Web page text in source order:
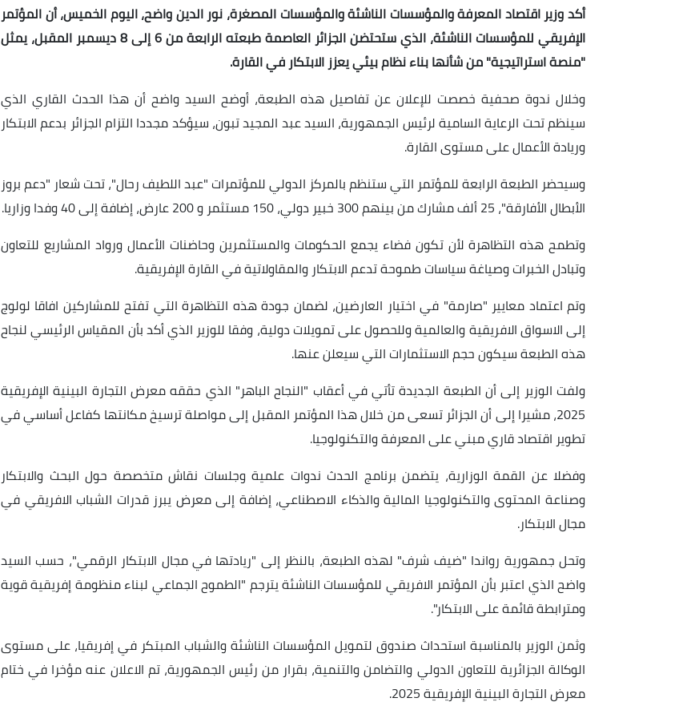
أكد وزير اقتصاد المعرفة والمؤسسات الناشئة والمؤسسات المصغرة، نور الدين واضح، اليوم الخميس، أن المؤتمر
الإفريقي للمؤسسات الناشئة، الذي ستحتضن الجزائر العاصمة طبعته الرابعة من 6 إلى 8 ديسمبر المقبل، يمثل
"منصة استراتيجية" من شأنها بناء نظام بيئي يعزز الابتكار في القارة.
وخلال ندوة صحفية خصصت للإعلان عن تفاصيل هذه الطبعة، أوضح السيد واضح أن هذا الحدث القاري الذي
سينظم تحت الرعاية السامية لرئيس الجمهورية، السيد عبد المجيد تبون، سيؤكد مجددا التزام الجزائر بدعم الابتكار
وريادة الأعمال على مستوى القارة.
وسيحضر الطبعة الرابعة للمؤتمر التي ستنظم بالمركز الدولي للمؤتمرات "عبد اللطيف رحال"، تحت شعار "دعم بروز
الأبطال الأفارقة"، 25 ألف مشارك من بينهم 300 خبير دولي، 150 مستثمر و 200 عارض، إضافة إلى 40 وفدا وزاريا.
وتطمح هذه التظاهرة لأن تكون فضاء يجمع الحكومات والمستثمرين وحاضنات الأعمال ورواد المشاريع للتعاون
وتبادل الخبرات وصياغة سياسات طموحة تدعم الابتكار والمقاولاتية في القارة الإفريقية.
وتم اعتماد معايير "صارمة" في اختيار العارضين، لضمان جودة هذه التظاهرة التي تفتح للمشاركين افاقا لولوج
إلى الاسواق الافريقية والعالمية وللحصول على تمويلات دولية، وفقا للوزير الذي أكد بأن المقياس الرئيسي لنجاح
هذه الطبعة سيكون حجم الاستثمارات التي سيعلن عنها.
ولفت الوزير إلى أن الطبعة الجديدة تأتي في أعقاب "النجاح الباهر" الذي حققه معرض التجارة البينية الإفريقية
2025، مشيرا إلى أن الجزائر تسعى من خلال هذا المؤتمر المقبل إلى مواصلة ترسيخ مكانتها كفاعل أساسي في
تطوير اقتصاد قاري مبني على المعرفة والتكنولوجيا.
وفضلا عن القمة الوزارية، يتضمن برنامج الحدث ندوات علمية وجلسات نقاش متخصصة حول البحث والابتكار
وصناعة المحتوى والتكنولوجيا المالية والذكاء الاصطناعي، إضافة إلى معرض يبرز قدرات الشباب الافريقي في
مجال الابتكار.
وتحل جمهورية رواندا "ضيف شرف" لهذه الطبعة، بالنظر إلى "ريادتها في مجال الابتكار الرقمي"، حسب السيد
واضح الذي اعتبر بأن المؤتمر الافريقي للمؤسسات الناشئة يترجم "الطموح الجماعي لبناء منظومة إفريقية قوية
ومترابطة قائمة على الابتكار".
وثمن الوزير بالمناسبة استحداث صندوق لتمويل المؤسسات الناشئة والشباب المبتكر في إفريقيا، على مستوى
الوكالة الجزائرية للتعاون الدولي والتضامن والتنمية، بقرار من رئيس الجمهورية، تم الاعلان عنه مؤخرا في ختام
معرض التجارة البينية الإفريقية 2025.